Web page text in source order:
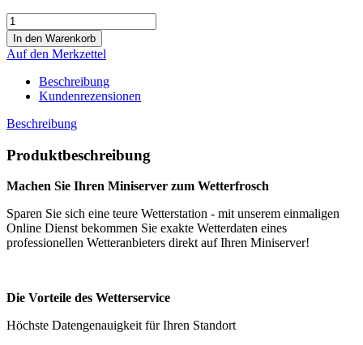
Auf den Merkzettel
Beschreibung
Kundenrezensionen
Beschreibung
Produktbeschreibung
Machen Sie Ihren Miniserver zum Wetterfrosch
Sparen Sie sich eine teure Wetterstation - mit unserem einmaligen
Online Dienst bekommen Sie exakte Wetterdaten eines
professionellen Wetteranbieters direkt auf Ihren Miniserver!
Die Vorteile des Wetterservice
Höchste Datengenauigkeit für Ihren Standort